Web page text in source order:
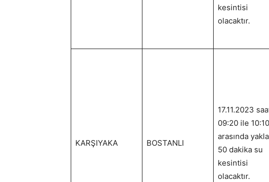
kesintisi
olacaktır.
KARŞIYAKA BOSTANLI
17.11.2023
09:20 ile 10:10
arasında
50 dakika su
kesintisi
olacaktır.